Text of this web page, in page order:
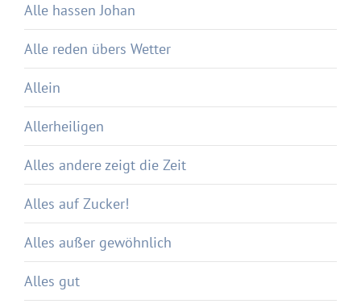
Alle hassen Johan
Alle reden übers Wetter
Allein
Allerheiligen
Alles andere zeigt die Zeit
Alles auf Zucker!
Alles außer gewöhnlich
Alles gut